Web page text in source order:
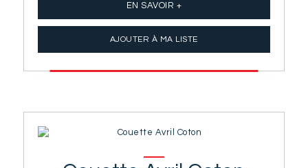
EN SAVOIR +
AJOUTER À MA LISTE